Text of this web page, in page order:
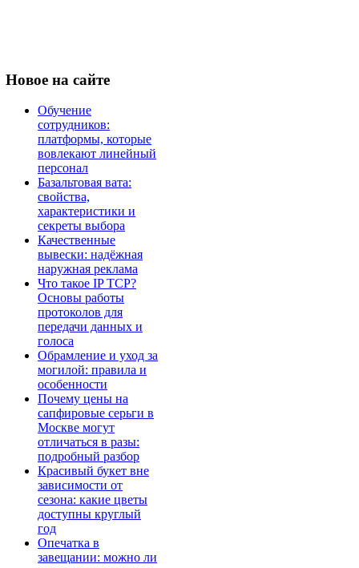
Новое на сайте
Обучение
сотрудников:
платформы, которые
вовлекают линейный
персонал
Базальтовая вата:
свойства,
характеристики и
секреты выбора
Качественные
вывески: надёжная
наружная реклама
Что такое IP TCP?
Основы работы
протоколов для
передачи данных и
голоса
Обрамление и уход за
могилой: правила и
особенности
Почему цены на
сапфировые серьги в
Москве могут
отличаться в разы:
подробный разбор
Красивый букет вне
зависимости от
сезона: какие цветы
доступны круглый
год
Опечатка в
завещании: можно ли